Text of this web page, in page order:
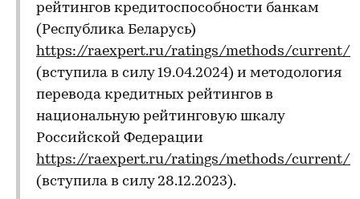
рейтингов кредитоспособности банкам
(Республика Беларусь)
https://raexpert.ru/ratings/methods/current/
(вступила в силу 19.04.2024) и методология
перевода кредитных рейтингов в
национальную рейтинговую шкалу
Российской Федерации
https://raexpert.ru/ratings/methods/current/
(вступила в силу 28.12.2023).